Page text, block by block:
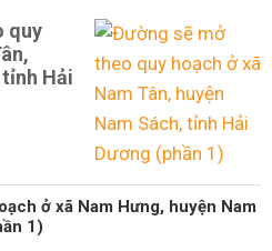
quy
Hải
ở xã Nam Hưng, huyện Nam
1)